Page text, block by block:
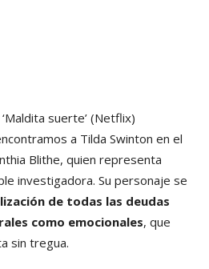
suerte’ (Netflix)
a Tilda Swinton en el
Blithe, quien representa
investigadora. Su personaje se
de todas las deudas
como emocionales, que
sin tregua.